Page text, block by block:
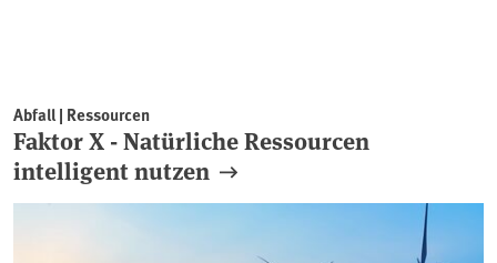
Abfall | Ressourcen
Faktor X - Natürliche Ressourcen
intelligent nutzen